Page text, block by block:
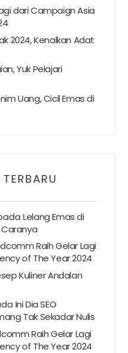
dari Campaign Asia
2024, Kenalkan Adat
Yuk Pelajari
Uang, Cicil Emas di
Lelang Emas di
Caranya
Raih Gelar Lagi
of The Year 2024
Kuliner Andalan
Ini Dia SEO
Tak Sekadar Nulis
Raih Gelar Lagi
of The Year 2024